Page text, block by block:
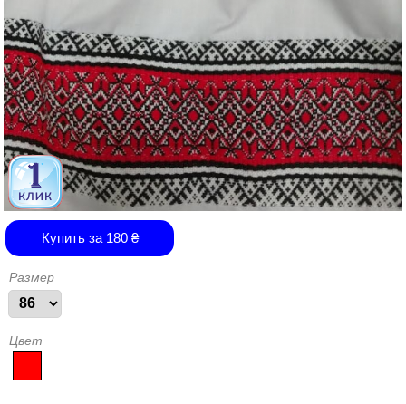
Купить за 180₴
Размер
Цвет